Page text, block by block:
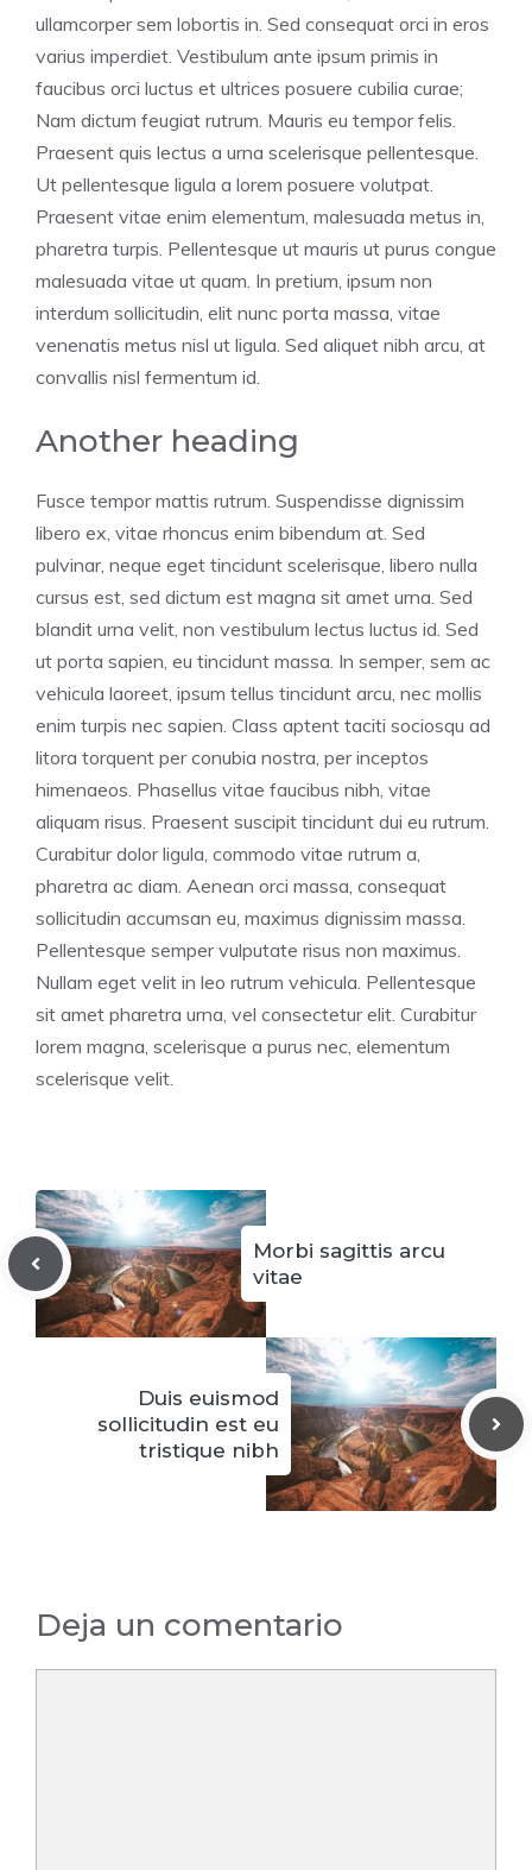
ullamcorper sem lobortis in. Sed consequat orci in eros
varius imperdiet. Vestibulum ante ipsum primis in
faucibus orci luctus et ultrices posuere cubilia curae;
Nam dictum feugiat rutrum. Mauris eu tempor felis.
Praesent quis lectus a urna scelerisque pellentesque.
Ut pellentesque ligula a lorem posuere volutpat.
Praesent vitae enim elementum, malesuada metus in,
pharetra turpis. Pellentesque ut mauris ut purus congue
malesuada vitae ut quam. In pretium, ipsum non
interdum sollicitudin, elit nunc porta massa, vitae
venenatis metus nisl ut ligula. Sed aliquet nibh arcu, at
convallis nisl fermentum id.
Another heading
Fusce tempor mattis rutrum. Suspendisse dignissim
libero ex, vitae rhoncus enim bibendum at. Sed
pulvinar, neque eget tincidunt scelerisque, libero nulla
cursus est, sed dictum est magna sit amet urna. Sed
blandit urna velit, non vestibulum lectus luctus id. Sed
ut porta sapien, eu tincidunt massa. In semper, sem ac
vehicula laoreet, ipsum tellus tincidunt arcu, nec mollis
enim turpis nec sapien. Class aptent taciti sociosqu ad
litora torquent per conubia nostra, per inceptos
himenaeos. Phasellus vitae faucibus nibh, vitae
aliquam risus. Praesent suscipit tincidunt dui eu rutrum.
Curabitur dolor ligula, commodo vitae rutrum a,
pharetra ac diam. Aenean orci massa, consequat
sollicitudin accumsan eu, maximus dignissim massa.
Pellentesque semper vulputate risus non maximus.
Nullam eget velit in leo rutrum vehicula. Pellentesque
sit amet pharetra urna, vel consectetur elit. Curabitur
lorem magna, scelerisque a purus nec, elementum
scelerisque velit.
Morbi sagittis arcu
vitae
Duis euismod
sollicitudin est eu
tristique nibh
Deja un comentario